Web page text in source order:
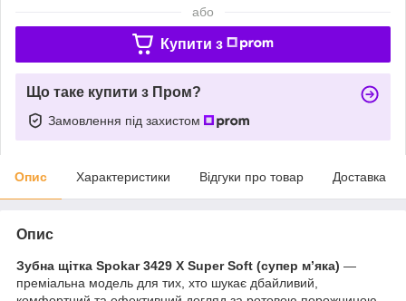
або
Купити з
Що таке купити з Пром?
Замовлення під захистом
Опис Характеристики Відгуки про товар Доставка
Опис
Зубна щітка Spokar 3429 X Super Soft (супер м’яка) —
преміальна модель для тих, хто шукає дбайливий,